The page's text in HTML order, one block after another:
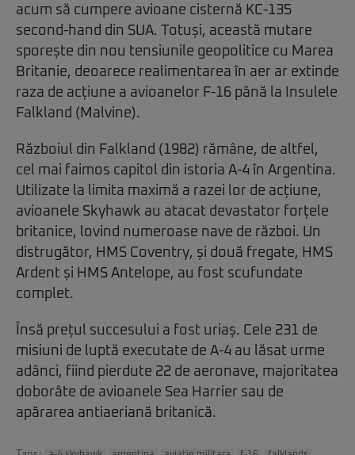
acum să cumpere avioane cisternă KC-135
second-hand din SUA. Totuși, această mutare
sporește din nou tensiunile geopolitice cu Marea
Britanie, deoarece realimentarea în aer ar extinde
raza de acțiune a avioanelor F-16 până la Insulele
Falkland (Malvine).
Războiul din Falkland (1982) rămâne, de altfel,
cel mai faimos capitol din istoria A-4 în Argentina.
Utilizate la limita maximă a razei lor de acțiune,
avioanele Skyhawk au atacat devastator forțele
britanice, lovind numeroase nave de război. Un
distrugător, HMS Coventry, și două fregate, HMS
Ardent și HMS Antelope, au fost scufundate
complet.
Însă prețul succesului a fost uriaș. Cele 231 de
misiuni de luptă executate de A-4 au lăsat urme
adânci, fiind pierdute 22 de aeronave, majoritatea
doborâte de avioanele Sea Harrier sau de
apărarea antiaeriană britanică.